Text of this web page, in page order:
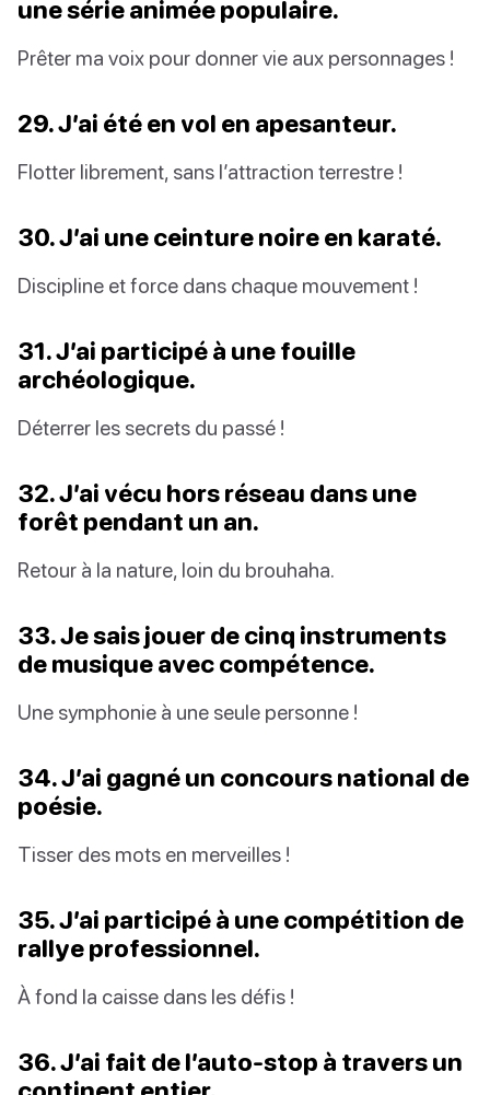
une série animée populaire.
Prêter ma voix pour donner vie aux personnages !
29. J’ai été en vol en apesanteur.
Flotter librement, sans l’attraction terrestre !
30. J’ai une ceinture noire en karaté.
Discipline et force dans chaque mouvement !
31. J’ai participé à une fouille
archéologique.
Déterrer les secrets du passé !
32. J’ai vécu hors réseau dans une
forêt pendant un an.
Retour à la nature, loin du brouhaha.
33. Je sais jouer de cinq instruments
de musique avec compétence.
Une symphonie à une seule personne !
34. J’ai gagné un concours national de
poésie.
Tisser des mots en merveilles !
35. J’ai participé à une compétition de
rallye professionnel.
À fond la caisse dans les défis !
36. J’ai fait de l’auto-stop à travers un